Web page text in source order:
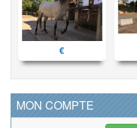
€
MON COMPTE